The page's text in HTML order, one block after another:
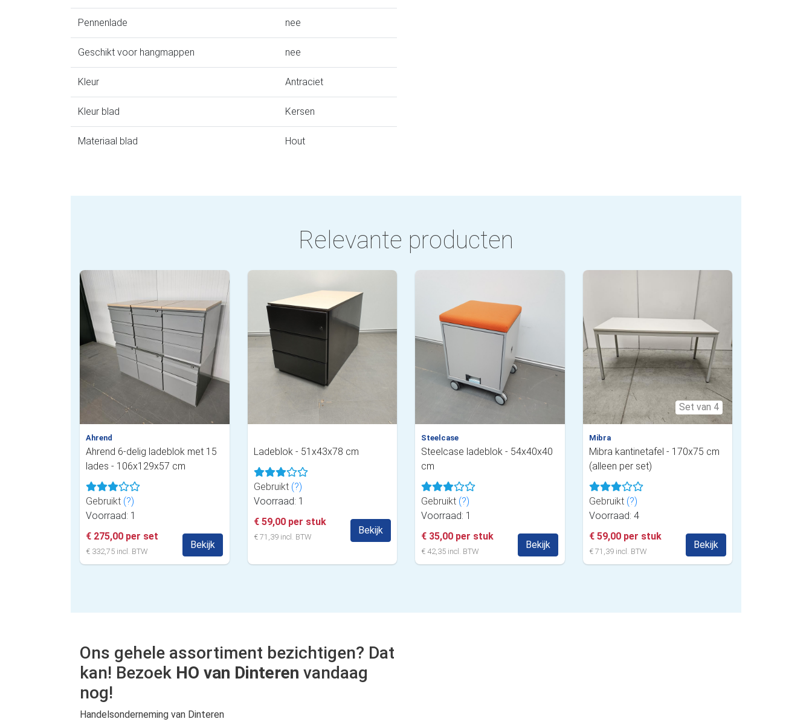
Pennenlade nee
Geschikt voor hangmappen nee
Kleur Antraciet
Kleur blad Kersen
Materiaal blad Hout
Relevante producten
Ahrend
Ahrend 6-delig ladeblok met 15
lades - 106x129x57 cm
Gebruikt (?)
Voorraad: 1
€ 275,00 per set
€ 332,75 incl. BTW
Bekijk
Ladeblok - 51x43x78 cm
Gebruikt (?)
Voorraad: 1
€ 59,00 per stuk
€ 71,39 incl. BTW
Bekijk
Steelcase
Steelcase ladeblok - 54x40x40
cm
Gebruikt (?)
Voorraad: 1
€ 35,00 per stuk
€ 42,35 incl. BTW
Bekijk
Set van 4
Mibra
Mibra kantinetafel - 170x75 cm
(alleen per set)
Gebruikt (?)
Voorraad: 4
€ 59,00 per stuk
€ 71,39 incl. BTW
Bekijk
Ons gehele assortiment bezichtigen? Dat
kan! Bezoek HO van Dinteren vandaag
nog!
Handelsonderneming van Dinteren